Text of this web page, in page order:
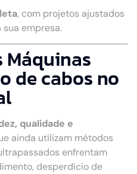
, com projetos ajustados
empresa.
Máquinas
de cabos no
qualidade e
ainda utilizam métodos
enfrentam
desperdício de